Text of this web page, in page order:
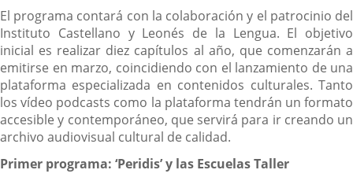
El programa contará con la colaboración y el patrocinio del
Instituto Castellano y Leonés de la Lengua. El objetivo
inicial es realizar diez capítulos al año, que comenzarán a
emitirse en marzo, coincidiendo con el lanzamiento de una
plataforma especializada en contenidos culturales. Tanto
los vídeo podcasts como la plataforma tendrán un formato
accesible y contemporáneo, que servirá para ir creando un
archivo audiovisual cultural de calidad.
Primer programa: ‘Peridis’ y las Escuelas Taller